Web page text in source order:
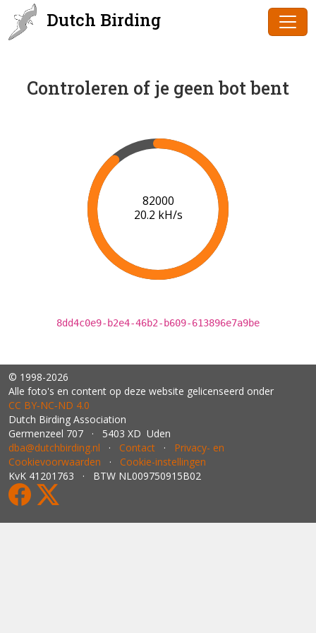
Dutch Birding
Controleren of je geen bot bent
84000
20.3 kH/s
8dd4c0e9-b2e4-46b2-b609-613896e7a9be
© 1998-2026
Alle foto's en content op deze website gelicenseerd onder
CC BY‑NC‑ND 4.0
Dutch Birding Association
Germenzeel 707 · 5403 XD Uden
dba@dutchbirding.nl · Contact · Privacy- en
Cookievoorwaarden · Cookie-instellingen
KvK 41201763 · BTW NL009750915B02